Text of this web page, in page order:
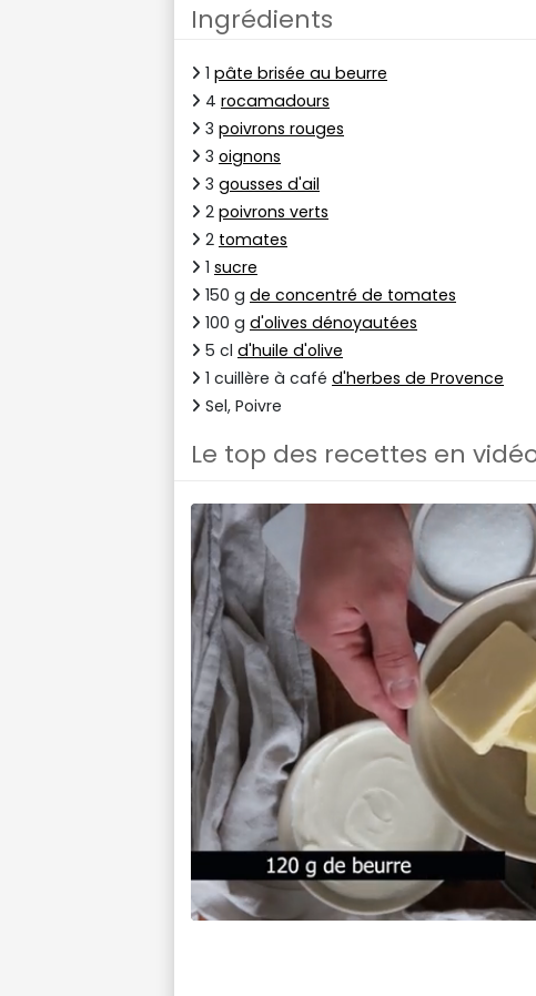
Ingrédients
1 pâte brisée au beurre
4 rocamadours
3 poivrons rouges
3 oignons
3 gousses d'ail
2 poivrons verts
2 tomates
1 sucre
150 g de concentré de tomates
100 g d'olives dénoyautées
5 cl d'huile d'olive
1 cuillère à café d'herbes de Provence
Sel, Poivre
Le top des recettes en